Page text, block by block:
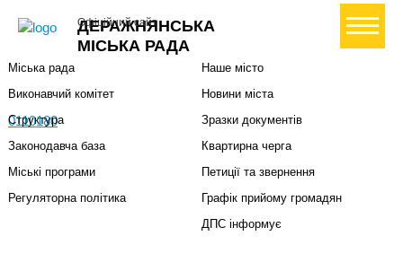
ДЕРАЖНЯНСЬКА
МІСЬКА РАДА
Офіційний сайт+ Створити петицію
0110180
Міський голова
Міська рада
Виконавчий комітет
Структура
Законодавча база
Міські програми
Регуляторна політика
Наше місто
Новини міста
Зразки документів
Квартирна черга
Петиції та звернення
Графік прийому громадян
ДПС інформує